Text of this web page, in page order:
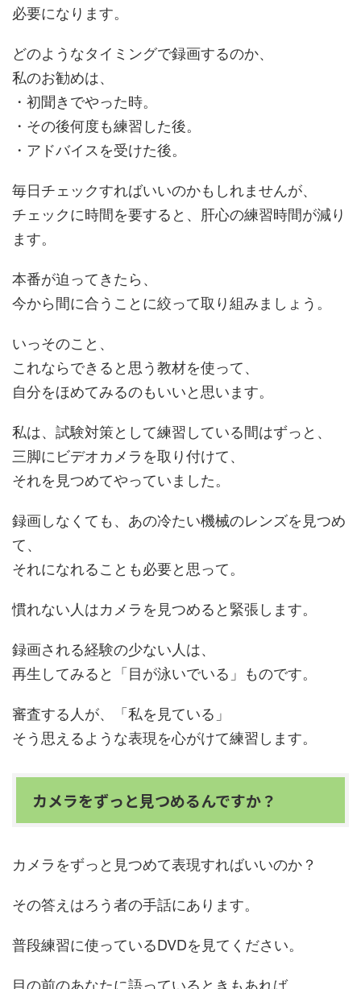
必要になります。
どのようなタイミングで録画するのか、
私のお勧めは、
・初聞きでやった時。
・その後何度も練習した後。
・アドバイスを受けた後。
毎日チェックすればいいのかもしれませんが、
チェックに時間を要すると、肝心の練習時間が減り
ます。
本番が迫ってきたら、
今から間に合うことに絞って取り組みましょう。
いっそのこと、
これならできると思う教材を使って、
自分をほめてみるのもいいと思います。
私は、試験対策として練習している間はずっと、
三脚にビデオカメラを取り付けて、
それを見つめてやっていました。
録画しなくても、あの冷たい機械のレンズを見つめ
て、
それになれることも必要と思って。
慣れない人はカメラを見つめると緊張します。
録画される経験の少ない人は、
再生してみると「目が泳いでいる」ものです。
審査する人が、「私を見ている」
そう思えるような表現を心がけて練習します。
カメラをずっと見つめるんですか？
カメラをずっと見つめて表現すればいいのか？
その答えはろう者の手話にあります。
普段練習に使っているDVDを見てください。
目の前のあなたに語っているときもあれば、